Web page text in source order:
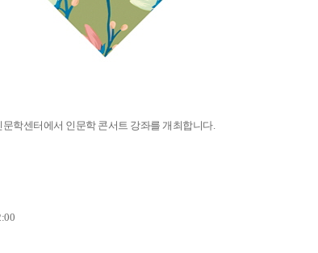
학센터에서 인문학 콘서트 강좌를 개최합니다.